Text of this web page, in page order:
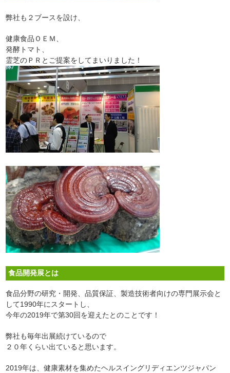
弊社も２ブースを設け、
健康食品ＯＥＭ、
発酵トマト、
霊芝のＰＲとご提案をしてまいりました！
食品開発展とは
食品分野の研究・開発、品質保証、製造技術者向けの専門展示会と
して1990年にスタートし、
今年の2019年で第30回を迎えたとのことです！
弊社も毎年出展続けているので
２０年くらい出ていると思います。
2019年は、健康素材を集めたヘルスイングリディエンツジャパン